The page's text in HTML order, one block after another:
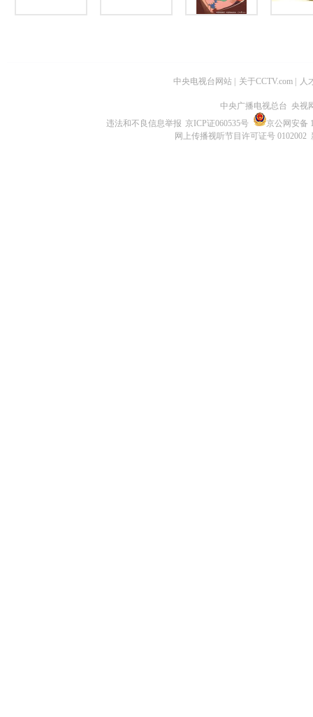
中央电视台网站 关于CCTV.com 人
中央广播电视总台 央视
违法和不良信息举报 京ICP证060535号
京公网安备
网上传播视听节目许可证号 0102002